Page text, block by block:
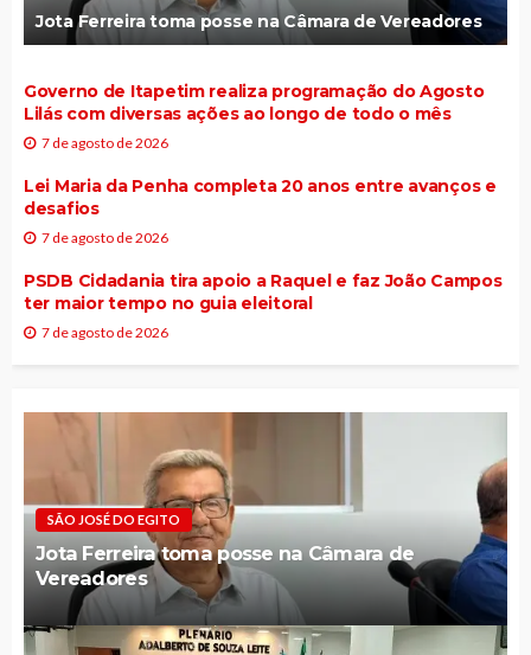
Jota Ferreira toma posse na Câmara de Vereadores
Governo de Itapetim realiza programação do Agosto
Lilás com diversas ações ao longo de todo o mês
7 de agosto de 2026
Lei Maria da Penha completa 20 anos entre avanços e
desafios
7 de agosto de 2026
PSDB Cidadania tira apoio a Raquel e faz João Campos
ter maior tempo no guia eleitoral
7 de agosto de 2026
SÃO JOSÉ DO EGITO
Jota Ferreira toma posse na Câmara de
Vereadores